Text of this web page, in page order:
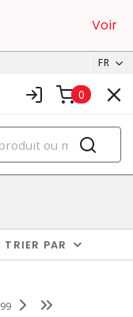
Voir
FR
0
TRIER PAR
99